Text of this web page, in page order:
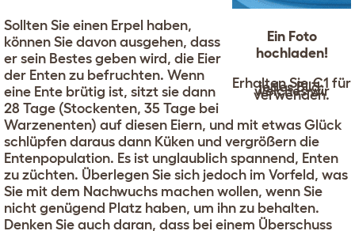
Ein Foto
hochladen!
Erhalten Sie €1 für
jedes Bild,
welches wir
verwenden.
Sollten Sie einen Erpel haben,
können Sie davon ausgehen, dass
er sein Bestes geben wird, die Eier
der Enten zu befruchten. Wenn
eine Ente brütig ist, sitzt sie dann
28 Tage (Stockenten, 35 Tage bei
Warzenenten) auf diesen Eiern, und mit etwas Glück
schlüpfen daraus dann Küken und vergrößern die
Entenpopulation. Es ist unglaublich spannend, Enten
zu züchten. Überlegen Sie sich jedoch im Vorfeld, was
Sie mit dem Nachwuchs machen wollen, wenn Sie
nicht genügend Platz haben, um ihn zu behalten.
Denken Sie auch daran, dass bei einem Überschuss